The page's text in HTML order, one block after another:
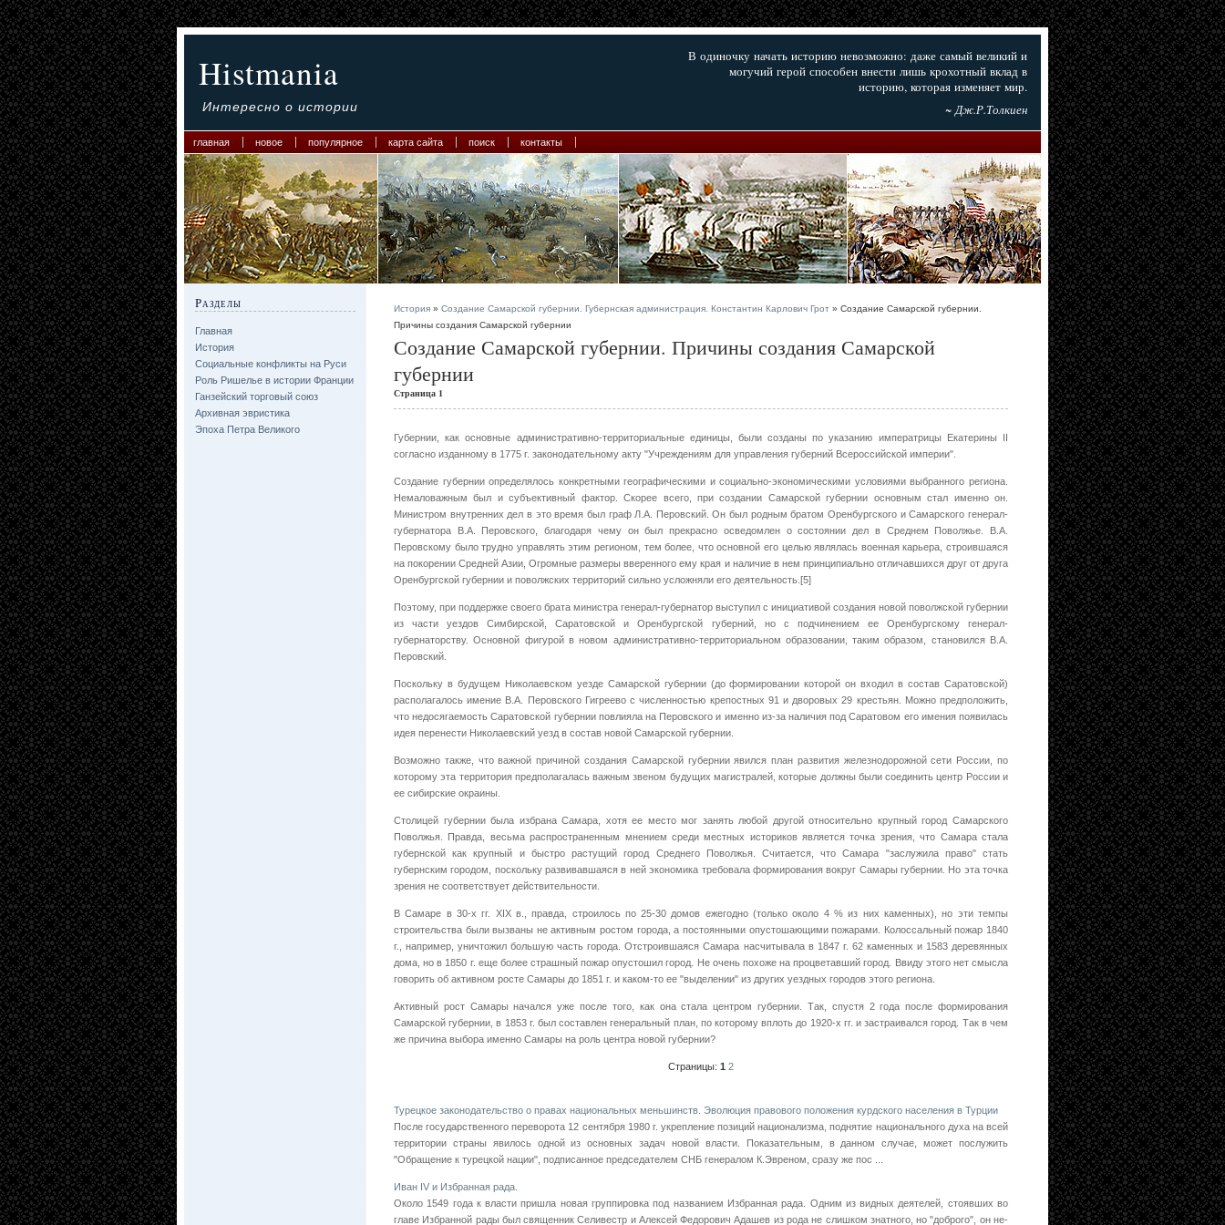
Histmania
Интересно о истории
В одиночку начать историю невозможно: даже самый великий и
могучий герой способен внести лишь крохотный вклад в
историю, которая изменяет мир.
~ Дж.Р.Толкиен
главная новое популярное карта сайта поиск контакты
Разделы
Главная
История
Социальные конфликты на Руси
Роль Ришелье в истории Франции
Ганзейский торговый союз
Архивная эвристика
Эпоха Петра Великого
История » Создание Самарской губернии. Губернская администрация. Константин Карлович Грот » Создание Самарской губернии.
Причины создания Самарской губернии
Создание Самарской губернии. Причины создания Самарской
губернии
Страница 1
Губернии, как основные административно-территориальные единицы, были созданы по указанию императрицы Екатерины II
согласно изданному в 1775 г. законодательному акту "Учреждениям для управления губерний Всероссийской империи".
Создание губернии определялось конкретными географическими и социально-экономическими условиями выбранного региона.
Немаловажным был и субъективный фактор. Скорее всего, при создании Самарской губернии основным стал именно он.
Министром внутренних дел в это время был граф Л.А. Перовский. Он был родным братом Оренбургского и Самарского генерал-
губернатора В.А. Перовского, благодаря чему он был прекрасно осведомлен о состоянии дел в Среднем Поволжье. В.А.
Перовскому было трудно управлять этим регионом, тем более, что основной его целью являлась военная карьера, строившаяся
на покорении Средней Азии, Огромные размеры вверенного ему края и наличие в нем принципиально отличавшихся друг от друга
Оренбургской губернии и поволжских территорий сильно усложняли его деятельность.[5]
Поэтому, при поддержке своего брата министра генерал-губернатор выступил с инициативой создания новой поволжской губернии
из части уездов Симбирской, Саратовской и Оренбургской губерний, но с подчинением ее Оренбургскому генерал-
губернаторству. Основной фигурой в новом административно-территориальном образовании, таким образом, становился В.А.
Перовский.
Поскольку в будущем Николаевском уезде Самарской губернии (до формировании которой он входил в состав Саратовской)
располагалось имение В.А. Перовского Гигреево с численностью крепостных 91 и дворовых 29 крестьян. Можно предположить,
что недосягаемость Саратовской губернии повлияла на Перовского и именно из-за наличия под Саратовом его имения появилась
идея перенести Николаевский уезд в состав новой Самарской губернии.
Возможно также, что важной причиной создания Самарской губернии явился план развития железнодорожной сети России, по
которому эта территория предполагалась важным звеном будущих магистралей, которые должны были соединить центр России и
ее сибирские окраины.
Столицей губернии была избрана Самара, хотя ее место мог занять любой другой относительно крупный город Самарского
Поволжья. Правда, весьма распространенным мнением среди местных историков является точка зрения, что Самара стала
губернской как крупный и быстро растущий город Среднего Поволжья. Считается, что Самара "заслужила право" стать
губернским городом, поскольку развивавшаяся в ней экономика требовала формирования вокруг Самары губернии. Но эта точка
зрения не соответствует действительности.
В Самаре в 30-х гг. XIX в., правда, строилось по 25-30 домов ежегодно (только около 4 % из них каменных), но эти темпы
строительства были вызваны не активным ростом города, а постоянными опустошающими пожарами. Колоссальный пожар 1840
г., например, уничтожил большую часть города. Отстроившаяся Самара насчитывала в 1847 г. 62 каменных и 1583 деревянных
дома, но в 1850 г. еще более страшный пожар опустошил город. Не очень похоже на процветавший город. Ввиду этого нет смысла
говорить об активном росте Самары до 1851 г. и каком-то ее "выделении" из других уездных городов этого региона.
Активный рост Самары начался уже после того, как она стала центром губернии. Так, спустя 2 года после формирования
Самарской губернии, в 1853 г. был составлен генеральный план, по которому вплоть до 1920-х гг. и застраивался город. Так в чем
же причина выбора именно Самары на роль центра новой губернии?
Страницы: 1 2
Турецкое законодательство о правах национальных меньшинств. Эволюция правового положения курдского населения в Турции
После государственного переворота 12 сентября 1980 г. укрепление позиций национализма, поднятие национального духа на всей
территории страны явилось одной из основных задач новой власти. Показательным, в данном случае, может послужить
"Обращение к турецкой нации", подписанное председателем СНБ генералом К.Эвреном, сразу же пос ...
Иван IV и Избранная рада.
Около 1549 года к власти пришла новая группировка под названием Избранная рада. Одним из видных деятелей, стоявших во
главе Избранной рады был священник Селивестр и Алексей Федоро­вич Адашев из рода не слишком знатного, но "доброго", он не­